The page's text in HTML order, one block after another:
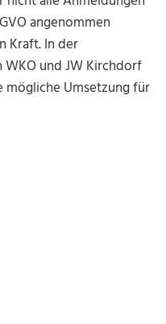
angenommen
Kraft. In der
und JW Kirchdorf
Umsetzung für